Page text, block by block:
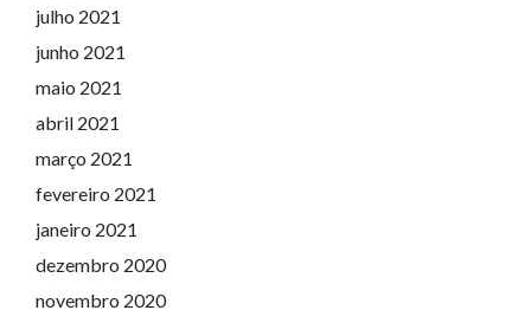
julho 2021
junho 2021
maio 2021
abril 2021
março 2021
fevereiro 2021
janeiro 2021
dezembro 2020
novembro 2020